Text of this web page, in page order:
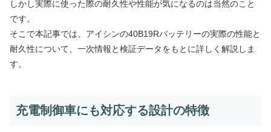
しかし実際に使った際の耐久性や性能が気になるのは当然のこと
です。
そこで本記事では、アイシンの40B19Rバッテリーの実際の性能と
耐久性について、一次情報と検証データをもとに詳しく解説しま
す。
充電制御車にも対応する設計の特徴